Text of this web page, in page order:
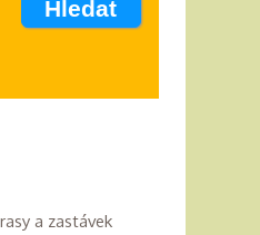
a zastávek